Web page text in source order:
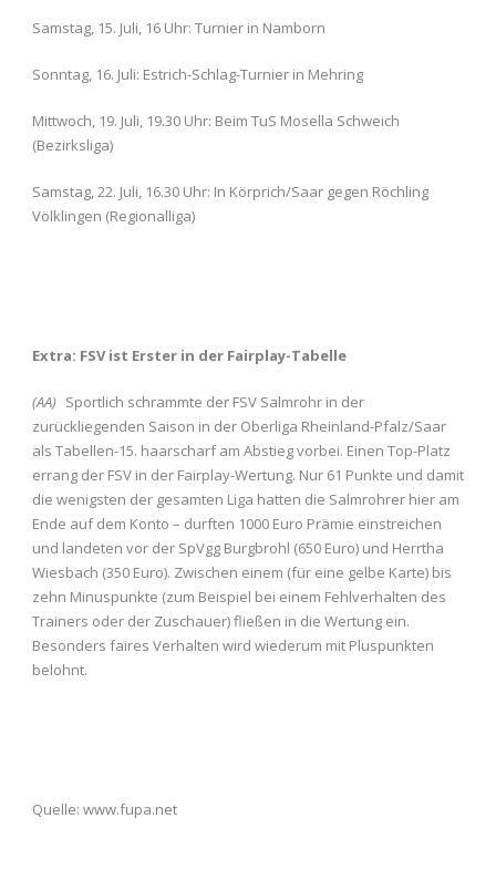
Samstag, 15. Juli, 16 Uhr: Turnier in Namborn
Sonntag, 16. Juli: Estrich-Schlag-Turnier in Mehring
Mittwoch, 19. Juli, 19.30 Uhr: Beim TuS Mosella Schweich
(Bezirksliga)
Samstag, 22. Juli, 16.30 Uhr: In Körprich/Saar gegen Röchling
Völklingen (Regionalliga)
Extra: FSV ist Erster in der Fairplay-Tabelle
(AA) Sportlich schrammte der FSV Salmrohr in der
zurückliegenden Saison in der Oberliga Rheinland-Pfalz/Saar
als Tabellen-15. haarscharf am Abstieg vorbei. Einen Top-Platz
errang der FSV in der Fairplay-Wertung. Nur 61 Punkte und damit
die wenigsten der gesamten Liga hatten die Salmrohrer hier am
Ende auf dem Konto – durften 1000 Euro Prämie einstreichen
und landeten vor der SpVgg Burgbrohl (650 Euro) und Herrtha
Wiesbach (350 Euro). Zwischen einem (für eine gelbe Karte) bis
zehn Minuspunkte (zum Beispiel bei einem Fehlverhalten des
Trainers oder der Zuschauer) fließen in die Wertung ein.
Besonders faires Verhalten wird wiederum mit Pluspunkten
belohnt.
Quelle: www.fupa.net